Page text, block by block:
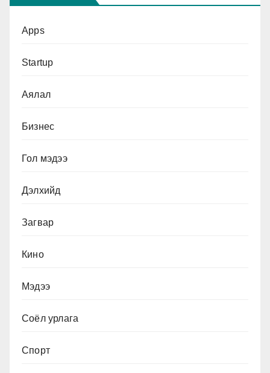
Apps
Startup
Аялал
Бизнес
Гол мэдээ
Дэлхийд
Загвар
Кино
Мэдээ
Соёл урлага
Спорт